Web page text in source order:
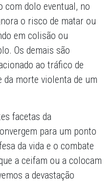
com dolo eventual, no
o risco de matar ou
em colisão ou
Os demais são
ao tráfico de
morte violenta de um
facetas da
para um ponto
da vida e o combate
a ceifam ou a colocam
a devastação